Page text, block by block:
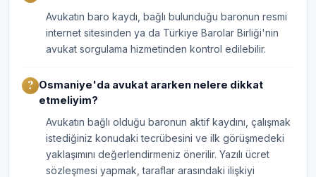
Avukatın baro kaydı, bağlı bulunduğu baronun resmi
internet sitesinden ya da Türkiye Barolar Birliği'nin
avukat sorgulama hizmetinden kontrol edilebilir.
Osmaniye'da avukat ararken nelere dikkat
etmeliyim?
Avukatın bağlı olduğu baronun aktif kaydını, çalışmak
istediğiniz konudaki tecrübesini ve ilk görüşmedeki
yaklaşımını değerlendirmeniz önerilir. Yazılı ücret
sözleşmesi yapmak, taraflar arasındaki ilişkiyi